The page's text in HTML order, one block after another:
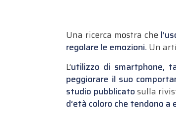
Una ricerca mostra che
regolare le emozioni. Un
L’utilizzo di smartphone,
peggiorare il suo
studio pubblicatosulla
d’età coloro che tendono